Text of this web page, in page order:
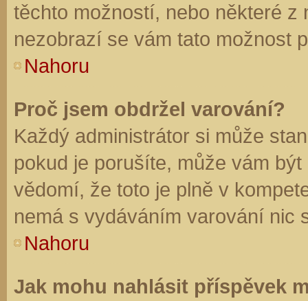
těchto možností, nebo některé z
nezobrazí se vám tato možnost
Nahoru
Proč jsem obdržel varování?
Každý administrátor si může
pokud je porušíte, může vám
vědomí, že toto je plně v
nemá s vydáváním varování nic
Nahoru
Jak mohu nahlásit příspěvek